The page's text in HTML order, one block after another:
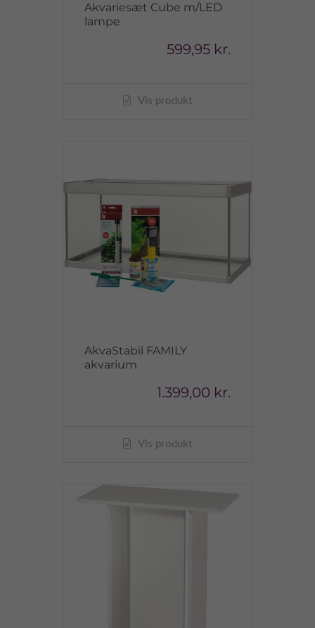
Akvariesæt Cube m/LED
lampe
599,95 kr.
Vis produkt
AkvaStabil FAMILY
akvarium
1.399,00 kr.
Vis produkt